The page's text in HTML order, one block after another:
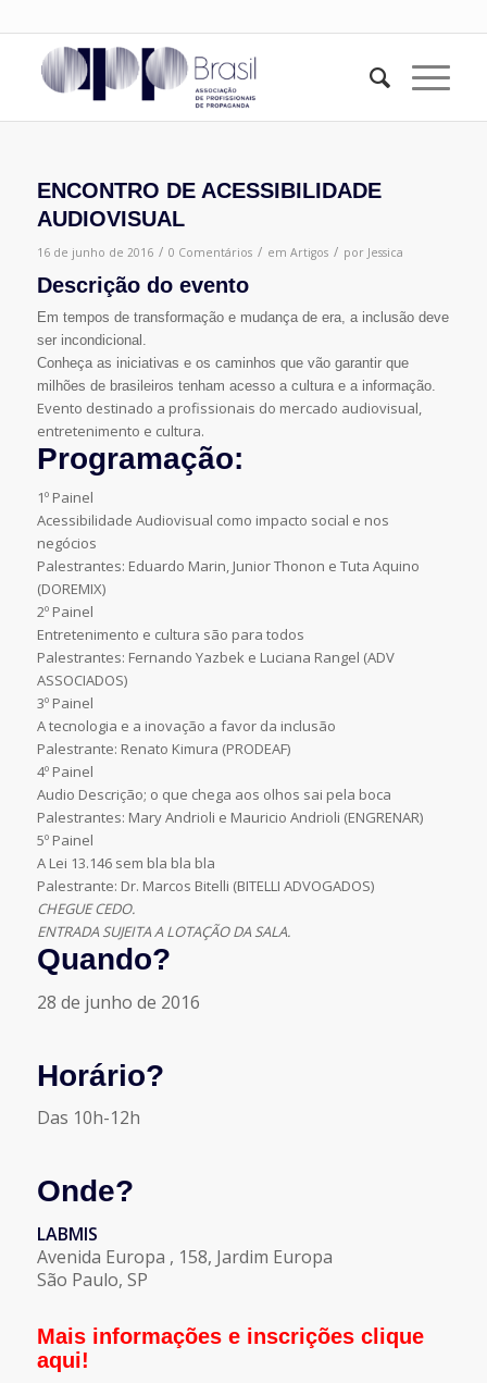
ENCONTRO DE ACESSIBILIDADE
AUDIOVISUAL
16 de junho de 2016 / 0 Comentários / em Artigos / por Jessica
Descrição do evento
Em tempos de transformação e mudança de era, a inclusão deve
ser incondicional.
Conheça as iniciativas e os caminhos que vão garantir que
milhões de brasileiros tenham acesso a cultura e a informação.
Evento destinado a profissionais do mercado audiovisual,
entretenimento e cultura.
Programação:
1º Painel
Acessibilidade Audiovisual como impacto social e nos
negócios
Palestrantes: Eduardo Marin, Junior Thonon e Tuta Aquino
(DOREMIX)
2º Painel
Entretenimento e cultura são para todos
Palestrantes: Fernando Yazbek e Luciana Rangel (ADV
ASSOCIADOS)
3º Painel
A tecnologia e a inovação a favor da inclusão
Palestrante: Renato Kimura (PRODEAF)
4º Painel
Audio Descrição; o que chega aos olhos sai pela boca
Palestrantes: Mary Andrioli e Mauricio Andrioli (ENGRENAR)
5º Painel
A Lei 13.146 sem bla bla bla
Palestrante: Dr. Marcos Bitelli (BITELLI ADVOGADOS)
CHEGUE CEDO.
ENTRADA SUJEITA A LOTAÇÃO DA SALA.
Quando?
28 de junho de 2016
Horário?
Das 10h-12h
Onde?
LABMIS
Avenida Europa , 158, Jardim Europa
São Paulo, SP
Mais informações e inscrições clique
aqui!